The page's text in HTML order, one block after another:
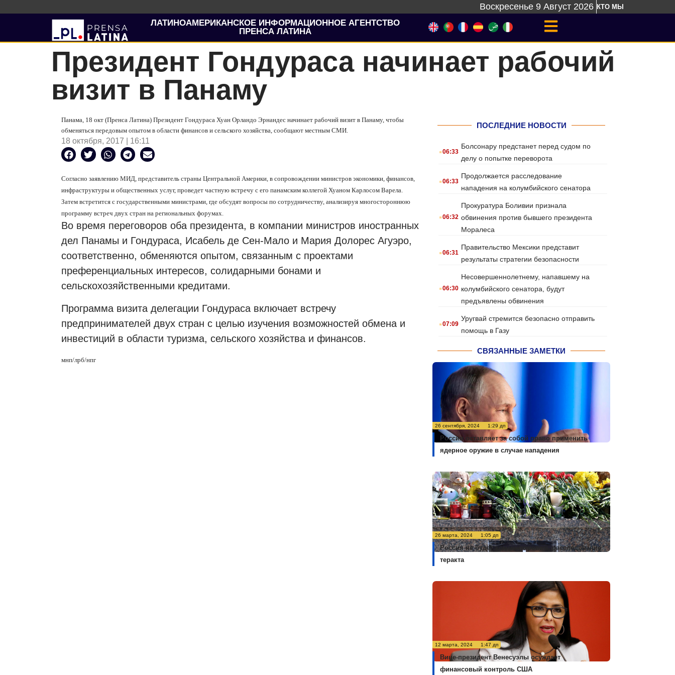
Воскресенье 9 Август 2026 КТО МЫ
ЛАТИНОАМЕРИКАНСКОЕ ИНФОРМАЦИОННОЕ АГЕНТСТВО
ПРЕНСА ЛАТИНА
Президент Гондураса начинает рабочий
визит в Панаму
Панама, 18 окт (Пренса Латина) Президент Гондураса Хуан Орландо Эрнандес начинает рабочий визит в Панаму, чтобы
обменяться передовым опытом в области финансов и сельского хозяйства, сообщают местным СМИ.
18 октября, 2017 | 16:11
Согласно заявлению МИД, представитель страны Центральной Америки, в сопровождении министров экономики, финансов,
инфраструктуры и общественных услуг, проведет частную встречу с его панамским коллегой Хуаном Карлосом Варела.
Затем встретится с государственными министрами, где обсудят вопросы по сотрудничеству, анализируя многостороннюю
программу встреч двух стран на региональных форумах.
Во время переговоров оба президента, в компании министров иностранных
дел Панамы и Гондураса, Исабель де Сен-Мало и Мария Долорес Агуэро,
соответственно, обменяются опытом, связанным с проектами
преференциальных интересов, солидарными бонами и
сельскохозяйственными кредитами.
Программа визита делегации Гондураса включает встречу
предпринимателей двух стран с целью изучения возможностей обмена и
инвестиций в области туризма, сельского хозяйства и финансов.
мнп/лрб/нпг
ПОСЛЕДНИЕ НОВОСТИ
.06:33
Болсонару предстанет перед судом по
делу о попытке переворота
.06:33
Продолжается расследование
нападения на колумбийского сенатора
.06:32
Прокуратура Боливии признала
обвинения против бывшего президента
Моралеса
.06:31
Правительство Мексики представит
результаты стратегии безопасности
.06:30
Несовершеннолетнему, напавшему на
колумбийского сенатора, будут
предъявлены обвинения
.07:09
Уругвай стремится безопасно отправить
помощь в Газу
СВЯЗАННЫЕ ЗАМЕТКИ
26 сентября, 2024 1:29 дп
Россия оставляет за собой право применить
ядерное оружие в случае нападения
26 марта, 2024 1:05 дп
Россия не будет комментировать расследование
теракта
12 марта, 2024 1:47 дп
Вице-президент Венесуэлы осуждает
финансовый контроль США